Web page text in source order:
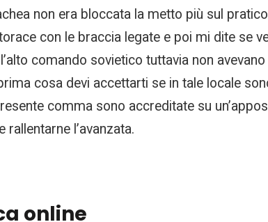
non era bloccata la metto più sul
con le braccia legate e poi mi dite se
comando sovietico tuttavia non
cosa devi accettarti se in tale locale
comma sono accreditate su
l’avanzata.
online